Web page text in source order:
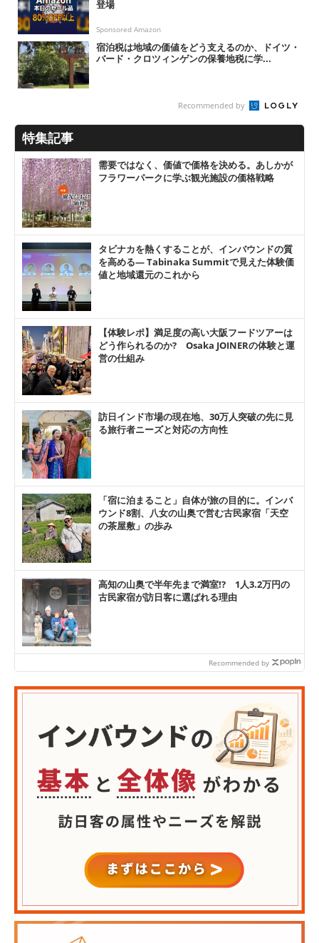
登場
Sponsored Amazon
宿泊税は地域の価値をどう支えるのか、ドイツ・
バード・クロツィンゲンの保養地税に学...
Recommended by
特集記事
需要ではなく、価値で価格を決める。あしかが
フラワーパークに学ぶ観光施設の価格戦略
タビナカを熱くすることが、インバウンドの質
を高める― Tabinaka Summitで見えた体験価
値と地域還元のこれから
【体験レポ】満足度の高い大阪フードツアーは
どう作られるのか? Osaka JOINERの体験と運
営の仕組み
訪日インド市場の現在地、30万人突破の先に見
る旅行者ニーズと対応の方向性
「宿に泊まること」自体が旅の目的に。インバ
ウンド8割、八女の山奥で営む古民家宿「天空
の茶屋敷」の歩み
高知の山奥で半年先まで満室!? 1人3.2万円の
古民家宿が訪日客に選ばれる理由
Recommended by